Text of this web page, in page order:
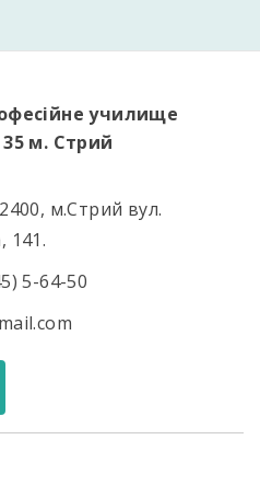
системи в дії,
училище
м. Стрий
м.Стрий вул.
141.
5-64-50